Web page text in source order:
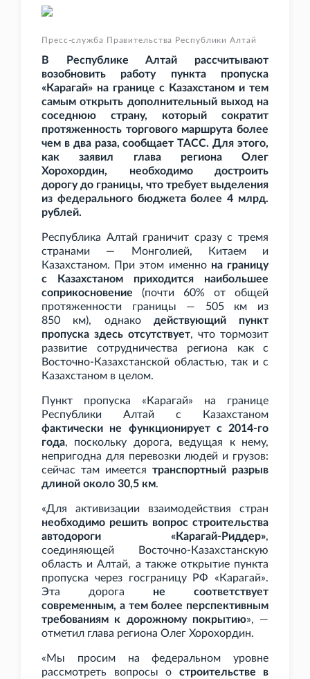
Пресс-служба Правительства Республики Алтай
В Республике Алтай рассчитывают
возобновить работу пункта пропуска
«Карагай» на границе с Казахстаном и тем
самым открыть дополнительный выход на
соседнюю страну, который сократит
протяженность торгового маршрута более
чем в два раза, сообщает ТАСС. Для этого,
как заявил глава региона Олег
Хорохордин, необходимо достроить
дорогу до границы, что требует выделения
из федерального бюджета более 4 млрд.
рублей.
Республика Алтай граничит сразу с тремя
странами — Монголией, Китаем и
Казахстаном. При этом именно на границу
с Казахстаном приходится наибольшее
соприкосновение (почти 60% от общей
протяженности границы — 505
км из
850
км), однако действующий пункт
пропуска здесь отсутствует, что тормозит
развитие сотрудничества региона как с
Восточно-Казахстанской областью, так и с
Казахстаном в целом.
Пункт пропуска «Карагай» на границе
Республики Алтай с Казахстаном
фактически не функционирует с 2014-го
года, поскольку дорога, ведущая к нему,
непригодна для перевозки людей и грузов:
сейчас там имеется транспортный разрыв
длиной около 30,5 км.
«Для активизации взаимодействия стран
необходимо решить вопрос строительства
автодороги «Карагай-Риддер»,
соединяющей Восточно-Казахстанскую
область и Алтай, а также открытие пункта
пропуска через госграницу РФ «Карагай».
Эта дорога не соответствует
современным, а тем более перспективным
требованиям к дорожному покрытию», —
отметил глава региона Олег Хорохордин.
«Мы просим на федеральном уровне
рассмотреть вопросы о строительстве в